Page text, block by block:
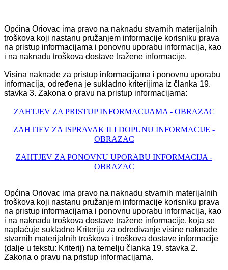
Općina Oriovac ima pravo na naknadu stvarnih materijalnih
troškova koji nastanu pružanjem informacije korisniku prava
na pristup informacijama i ponovnu uporabu informacija, kao
i na naknadu troškova dostave tražene informacije.
Visina naknade za pristup informacijama i ponovnu uporabu
informacija, određena je sukladno kriterijima iz članka 19.
stavka 3. Zakona o pravu na pristup informacijama:
ZAHTJEV ZA PRISTUP INFORMACIJAMA - OBRAZAC
ZAHTJEV ZA ISPRAVAK ILI DOPUNU INFORMACIJE -
OBRAZAC
ZAHTJEV ZA PONOVNU UPORABU INFORMACIJA -
OBRAZAC
Općina Oriovac ima pravo na naknadu stvarnih materijalnih
troškova koji nastanu pružanjem informacije korisniku prava
na pristup informacijama i ponovnu uporabu informacija, kao
i na naknadu troškova dostave tražene informacije, koja se
naplaćuje sukladno Kriteriju za određivanje visine naknade
stvarnih materijalnih troškova i troškova dostave informacije
(dalje u tekstu: Kriterij) na temelju članka 19. stavka 2.
Zakona o pravu na pristup informacijama.